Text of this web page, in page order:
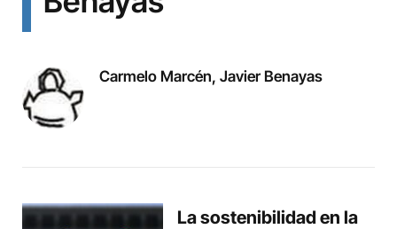
Carmelo Marcén, Javier Benayas
La sostenibilidad en la